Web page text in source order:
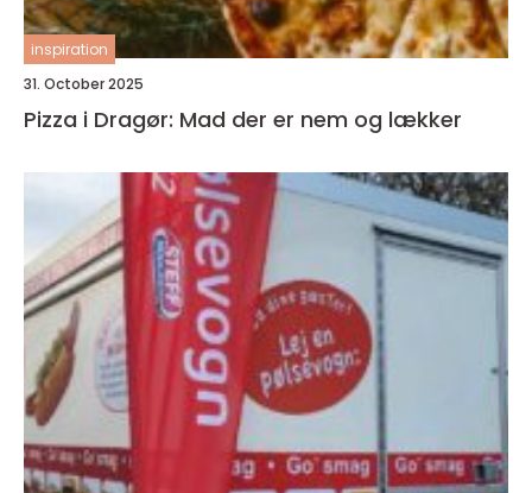
inspiration
31. October 2025
Pizza i Dragør: Mad der er nem og lækker